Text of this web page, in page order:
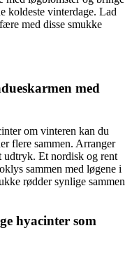
koldeste vinterdage. Lad
med disse smukke
med
om vinteren kan du
flere sammen. Arranger
udtryk. Et nordisk og rent
sammen med løgene i
rødder synlige sammen
hyacinter som